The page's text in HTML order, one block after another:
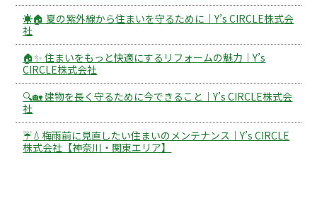
☀️🏠 夏の紫外線から住まいを守るために｜Y’s CIRCLE株式会
社
🏠✨ 住まいをもっと快適にするリフォームの魅力｜Y’s
CIRCLE株式会社
🔍🏡 建物を長く守るために今できること｜Y’s CIRCLE株式会
社
☔💧梅雨前に見直したい住まいのメンテナンス｜Y’s CIRCLE
株式会社【神奈川・関東エリア】